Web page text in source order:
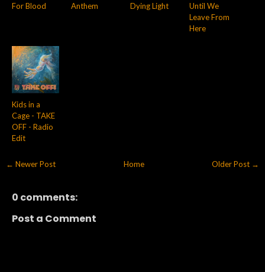
For Blood
Anthem
Dying Light
Until We
Leave From
Here
Kids in a
Cage - TAKE
OFF - Radio
Edit
← Newer Post Older Post →
Home
0 comments:
Post a Comment